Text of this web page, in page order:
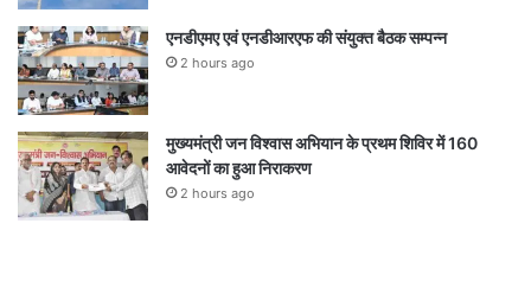
एनडीएमए एवं एनडीआरएफ की संयुक्त बैठक सम्पन्न
2 hours ago
मुख्यमंत्री जन विश्वास अभियान के प्रथम शिविर में 160
आवेदनों का हुआ निराकरण
2 hours ago